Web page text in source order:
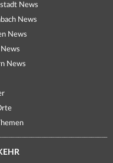
News
News
News
News
News